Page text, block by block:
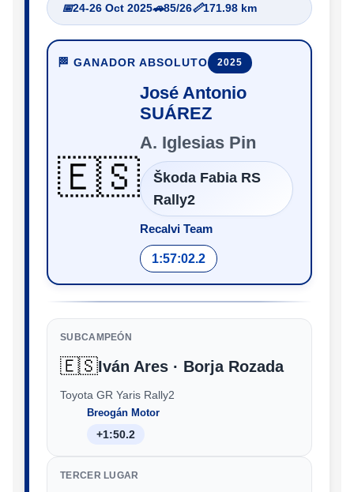
📅24-26 Oct 2025🚗85/26📏171.98 km
🏁 GANADOR ABSOLUTO 2025
🇪🇸
José Antonio
SUÁREZ
A. Iglesias Pin
Škoda Fabia RS
Rally2
Recalvi Team
1:57:02.2
SUBCAMPEÓN
🇪🇸Iván Ares · Borja Rozada
Toyota GR Yaris Rally2
Breogán Motor
+1:50.2
TERCER LUGAR